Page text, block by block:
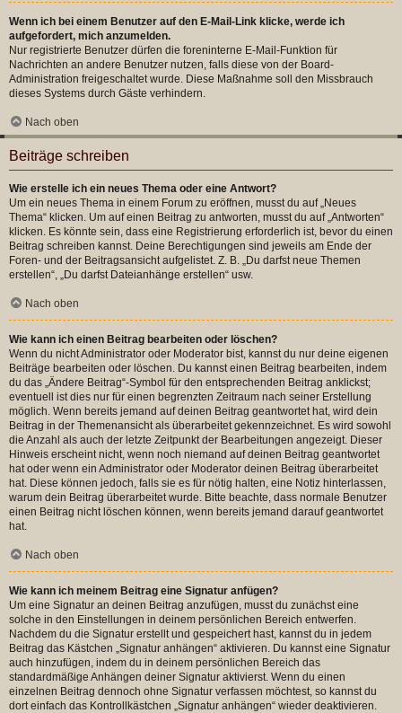
Wenn ich bei einem Benutzer auf den E-Mail-Link klicke, werde ich
aufgefordert, mich anzumelden.
Nur registrierte Benutzer dürfen die foreninterne E-Mail-Funktion für
Nachrichten an andere Benutzer nutzen, falls diese von der Board-
Administration freigeschaltet wurde. Diese Maßnahme soll den Missbrauch
dieses Systems durch Gäste verhindern.
Nach oben
Beiträge schreiben
Wie erstelle ich ein neues Thema oder eine Antwort?
Um ein neues Thema in einem Forum zu eröffnen, musst du auf „Neues
Thema“ klicken. Um auf einen Beitrag zu antworten, musst du auf „Antworten“
klicken. Es könnte sein, dass eine Registrierung erforderlich ist, bevor du einen
Beitrag schreiben kannst. Deine Berechtigungen sind jeweils am Ende der
Foren- und der Beitragsansicht aufgelistet. Z. B. „Du darfst neue Themen
erstellen“, „Du darfst Dateianhänge erstellen“ usw.
Nach oben
Wie kann ich einen Beitrag bearbeiten oder löschen?
Wenn du nicht Administrator oder Moderator bist, kannst du nur deine eigenen
Beiträge bearbeiten oder löschen. Du kannst einen Beitrag bearbeiten, indem
du das „Ändere Beitrag“-Symbol für den entsprechenden Beitrag anklickst;
eventuell ist dies nur für einen begrenzten Zeitraum nach seiner Erstellung
möglich. Wenn bereits jemand auf deinen Beitrag geantwortet hat, wird dein
Beitrag in der Themenansicht als überarbeitet gekennzeichnet. Es wird sowohl
die Anzahl als auch der letzte Zeitpunkt der Bearbeitungen angezeigt. Dieser
Hinweis erscheint nicht, wenn noch niemand auf deinen Beitrag geantwortet
hat oder wenn ein Administrator oder Moderator deinen Beitrag überarbeitet
hat. Diese können jedoch, falls sie es für nötig halten, eine Notiz hinterlassen,
warum dein Beitrag überarbeitet wurde. Bitte beachte, dass normale Benutzer
einen Beitrag nicht löschen können, wenn bereits jemand darauf geantwortet
hat.
Nach oben
Wie kann ich meinem Beitrag eine Signatur anfügen?
Um eine Signatur an deinen Beitrag anzufügen, musst du zunächst eine
solche in den Einstellungen in deinem persönlichen Bereich entwerfen.
Nachdem du die Signatur erstellt und gespeichert hast, kannst du in jedem
Beitrag das Kästchen „Signatur anhängen“ aktivieren. Du kannst eine Signatur
auch hinzufügen, indem du in deinem persönlichen Bereich das
standardmäßige Anhängen deiner Signatur aktivierst. Wenn du einen
einzelnen Beitrag dennoch ohne Signatur verfassen möchtest, so kannst du
dort einfach das Kontrollkästchen „Signatur anhängen“ wieder deaktivieren.